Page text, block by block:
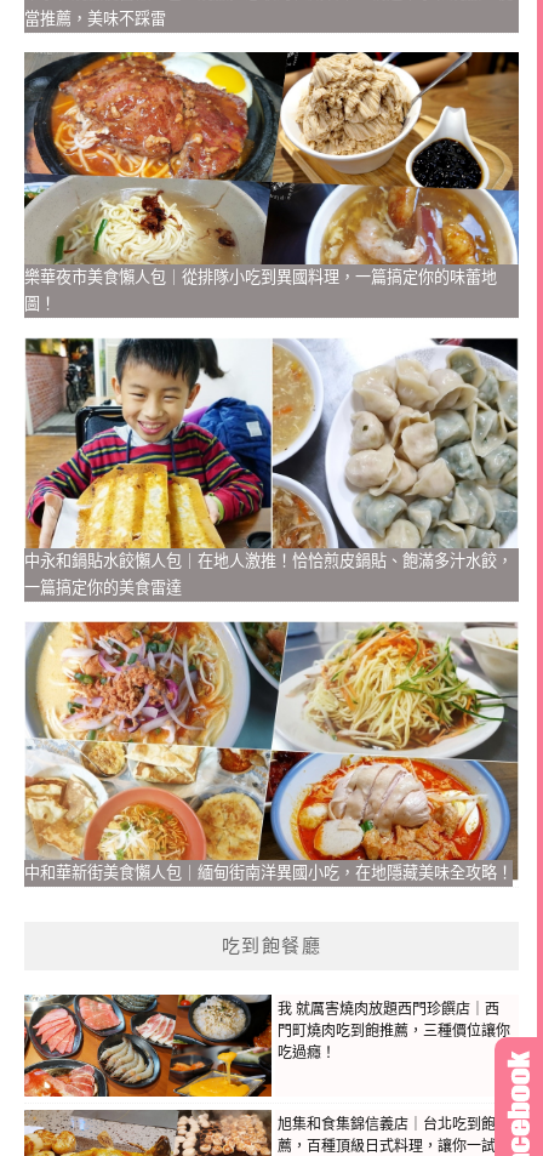
當推薦，美味不踩雷
樂華夜市美食懶人包｜從排隊小吃到異國料理，一篇搞定你的味蕾地
圖！
中永和鍋貼水餃懶人包｜在地人激推！恰恰煎皮鍋貼、飽滿多汁水餃，
一篇搞定你的美食雷達
中和華新街美食懶人包｜緬甸街南洋異國小吃，在地隱藏美味全攻略！
吃到飽餐廳
我 就厲害燒肉放題西門珍饌店｜西
門町燒肉吃到飽推薦，三種價位讓你
吃過癮！
旭集和食集錦信義店｜台北吃到飽推
薦，百種頂級日式料理，讓你一試成